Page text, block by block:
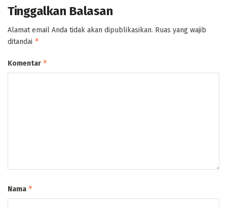
Tinggalkan Balasan
Alamat email Anda tidak akan dipublikasikan. Ruas yang wajib
ditandai *
Komentar *
Nama *